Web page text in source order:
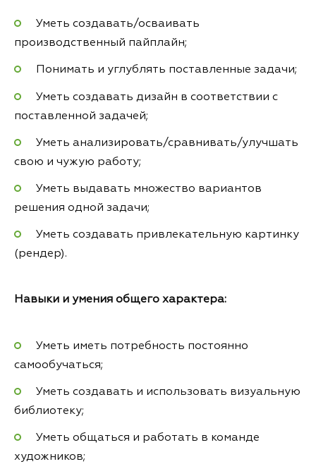
Уметь создавать/осваивать
производственный пайплайн;
Понимать и углублять поставленные задачи;
Уметь создавать дизайн в соответствии с
поставленной задачей;
Уметь анализировать/сравнивать/улучшать
свою и чужую работу;
Уметь выдавать множество вариантов
решения одной задачи;
Уметь создавать привлекательную картинку
(рендер).
Навыки и умения общего характера:
Уметь иметь потребность постоянно
самообучаться;
Уметь создавать и использовать визуальную
библиотеку;
Уметь общаться и работать в команде
художников;